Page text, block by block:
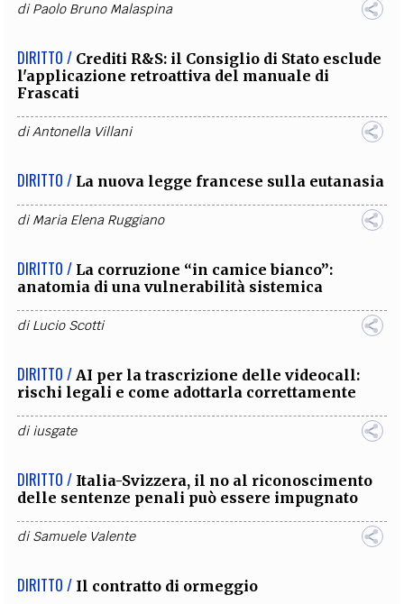
diPaolo Bruno Malaspina
DIRITTO / Crediti R&S: il Consiglio di Stato esclude
l'applicazione retroattiva del manuale di
Frascati
diAntonella Villani
DIRITTO / La nuova legge francese sulla eutanasia
diMaria Elena Ruggiano
DIRITTO / La corruzione “in camice bianco”:
anatomia di una vulnerabilità sistemica
diLucio Scotti
DIRITTO / AI per la trascrizione delle videocall:
rischi legali e come adottarla correttamente
diiusgate
DIRITTO / Italia-Svizzera, il no al riconoscimento
delle sentenze penali può essere impugnato
diSamuele Valente
DIRITTO / Il contratto di ormeggio